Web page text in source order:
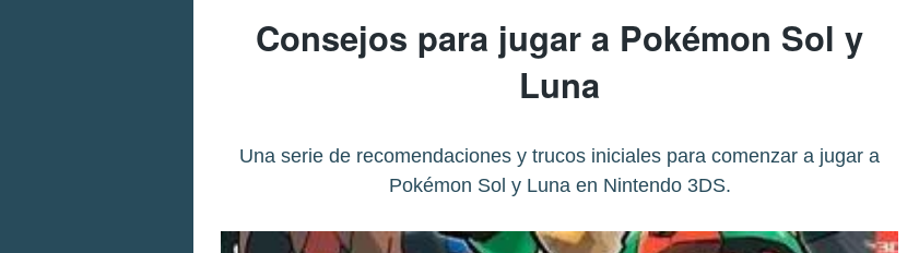
Consejos para jugar a Pokémon Sol y
Luna
Una serie de recomendaciones y trucos iniciales para comenzar a jugar a
Pokémon Sol y Luna en Nintendo 3DS.